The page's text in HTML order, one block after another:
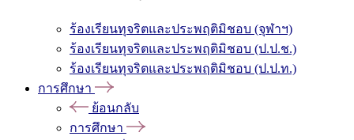
ร้องเรียนทุจริตและประพฤติมิชอบ (จุฬาฯ)
ร้องเรียนทุจริตและประพฤติมิชอบ (ป.ป.ช.)
ร้องเรียนทุจริตและประพฤติมิชอบ (ป.ป.ท.)
การศึกษา
ย้อนกลับ
การศึกษา